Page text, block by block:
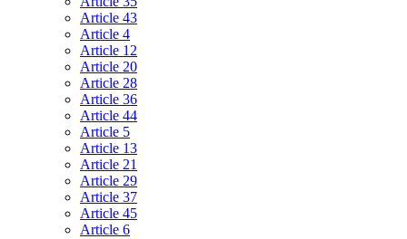
Article 43
Article 4
Article 12
Article 20
Article 28
Article 36
Article 44
Article 5
Article 13
Article 21
Article 29
Article 37
Article 45
Article 6